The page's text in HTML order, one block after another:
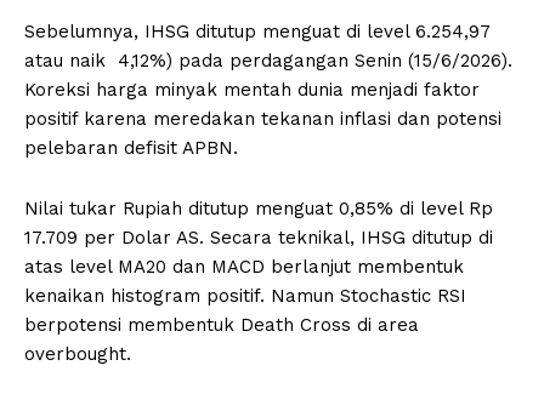
Sebelumnya, IHSG ditutup menguat di level 6.254,97
atau naik 4,12%) pada perdagangan Senin (15/6/2026).
Koreksi harga minyak mentah dunia menjadi faktor
positif karena meredakan tekanan inflasi dan potensi
pelebaran defisit APBN.
Nilai tukar Rupiah ditutup menguat 0,85% di level Rp
17.709 per Dolar AS. Secara teknikal, IHSG ditutup di
atas level MA20 dan MACD berlanjut membentuk
kenaikan histogram positif. Namun Stochastic RSI
berpotensi membentuk Death Cross di area
overbought.